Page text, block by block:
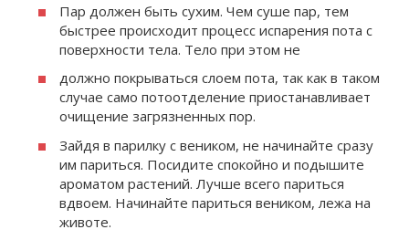
Пар должен быть сухим. Чем суше пар, тем
быстрее происхо­дит процесс испарения пота с
по­верхности тела. Тело при этом не
должно покрываться слоем пота, так как в таком
случае само пото­отделение приостанавливает
очи­щение загрязненных пор.
Зайдя в парилку с веником, не начинайте сразу
им париться. По­сидите спокойно и подышите
ароматом растений. Лучше все­го париться
вдвоем. Начинайте париться веником, лежа на
живо­те.